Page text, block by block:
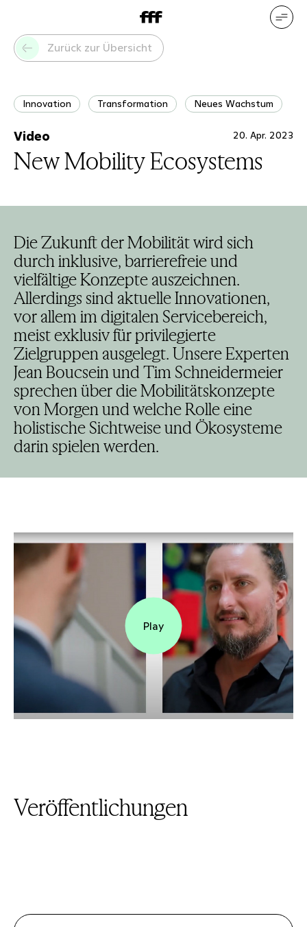
Unsere Leistungen
ReferenzenWer wir sind
DE EN
Zurück zur Übersicht
Innovation Transformation Neues Wachstum
Video 20. Apr. 2023
New Mobility Ecosystems
Die Zukunft der Mobilität wird sich
durch inklusive, barrierefreie und
vielfältige Konzepte auszeichnen.
Allerdings sind aktuelle Innovationen,
vor allem im digitalen Servicebereich,
meist exklusiv für privilegierte
Zielgruppen ausgelegt. Unsere Experten
Jean Boucsein und Tim Schneidermeier
sprechen über die Mobilitätskonzepte
von Morgen und welche Rolle eine
holistische Sichtweise und Ökosysteme
darin spielen werden.
Play
Veröffentlichungen